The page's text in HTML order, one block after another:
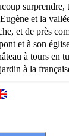
surprendre,
et la
et de près
et à son
à tours en
à la